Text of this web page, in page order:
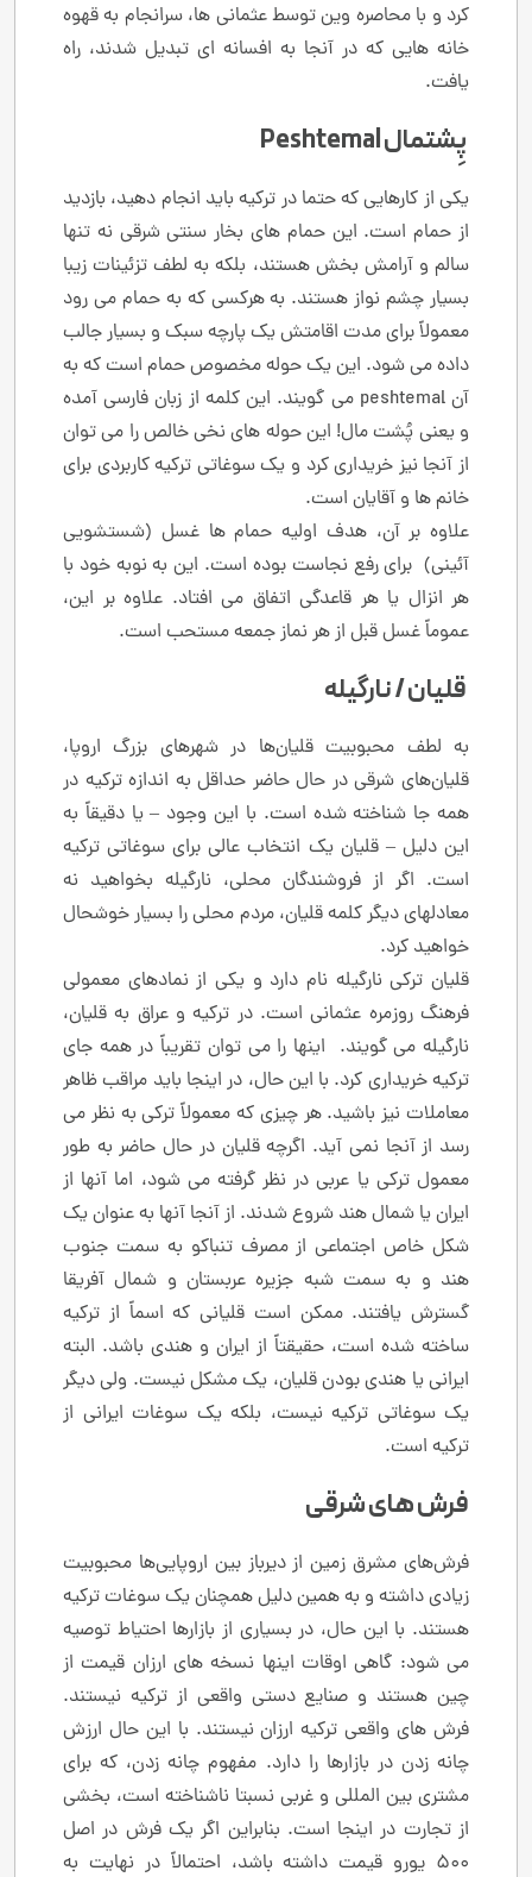
کرد و با محاصره وین توسط عثمانی ها، سرانجام به قهوه
خانه هایی که در آنجا به افسانه ای تبدیل شدند، راه
یافت.
پِشتمال Peshtemal
یکی از کارهایی که حتما در ترکیه باید انجام دهید، بازدید
از حمام است. این حمام های بخار سنتی شرقی نه تنها
سالم و آرامش بخش هستند، بلکه به لطف تزئینات زیبا
بسیار چشم نواز هستند. به هرکسی که به حمام می رود
معمولاً برای مدت اقامتش یک پارچه سبک و بسیار جالب
داده می شود. این یک حوله مخصوص حمام است که به
آن peshtemal می گویند. این کلمه از زبان فارسی آمده
و یعنی پُشت مال! این حوله های نخی خالص را می توان
از آنجا نیز خریداری کرد و یک سوغاتی ترکیه کاربردی برای
خانم ها و آقایان است.
علاوه بر آن، هدف اولیه حمام ها غسل (شستشویی
آئینی) برای رفع نجاست بوده است. این به نوبه خود با
هر انزال یا هر قاعدگی اتفاق می افتاد. علاوه بر این،
عموماً غسل قبل از هر نماز جمعه مستحب است.
قلیان / نارگیله
به لطف محبوبیت قلیان‌ها در شهرهای بزرگ اروپا،
قلیان‌های شرقی در حال حاضر حداقل به اندازه ترکیه در
همه جا شناخته شده است. با این وجود – یا دقیقاً به
این دلیل – قلیان یک انتخاب عالی برای سوغاتی ترکیه
است. اگر از فروشندگان محلی، نارگیله بخواهید نه
معادلهای دیگر کلمه قلیان، مردم محلی را بسیار خوشحال
خواهید کرد.
قلیان ترکی نارگیله نام دارد و یکی از نمادهای معمولی
فرهنگ روزمره عثمانی است. در ترکیه و عراق به قلیان،
نارگیله می گویند. اینها را می توان تقریباً در همه جای
ترکیه خریداری کرد. با این حال، در اینجا باید مراقب ظاهر
معاملات نیز باشید. هر چیزی که معمولاً ترکی به نظر می
رسد از آنجا نمی آید. اگرچه قلیان در حال حاضر به طور
معمول ترکی یا عربی در نظر گرفته می شود، اما آنها از
ایران یا شمال هند شروع شدند. از آنجا آنها به عنوان یک
شکل خاص اجتماعی از مصرف تنباکو به سمت جنوب
هند و به سمت شبه جزیره عربستان و شمال آفریقا
گسترش یافتند. ممکن است قلیانی که اسماً از ترکیه
ساخته شده است، حقیقتاً از ایران و هندی باشد. البته
ایرانی یا هندی بودن قلیان، یک مشکل نیست. ولی دیگر
یک سوغاتی ترکیه نیست، بلکه یک سوغات ایرانی از
ترکیه است.
فرش های شرقی
فرش‌های مشرق زمین از دیرباز بین اروپایی‌ها محبوبیت
زیادی داشته و به همین دلیل همچنان یک سوغات ترکیه
هستند. با این حال، در بسیاری از بازارها احتیاط توصیه
می شود: گاهی اوقات اینها نسخه های ارزان قیمت از
چین هستند و صنایع دستی واقعی از ترکیه نیستند.
فرش های واقعی ترکیه ارزان نیستند. با این حال ارزش
چانه زدن در بازارها را دارد. مفهوم چانه زدن، که برای
مشتری بین المللی و غربی نسبتا ناشناخته است، بخشی
از تجارت در اینجا است. بنابراین اگر یک فرش در اصل
500 یورو قیمت داشته باشد، احتمالاً در نهایت به